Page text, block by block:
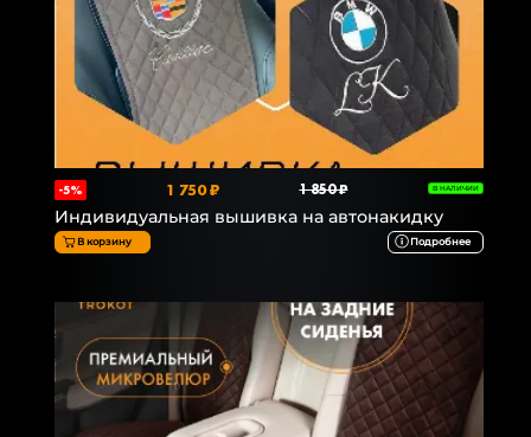
-5% 1 750 ₽ 1 850 ₽ В НАЛИЧИИ
Индивидуальная вышивка на автонакидку
В корзину Подробнее